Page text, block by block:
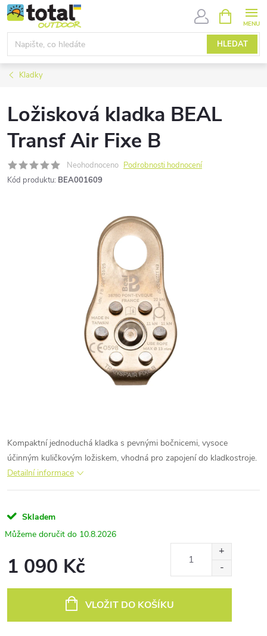
Přejít
na
obsah
HLEDAT
NÁKUPNÍ
KOŠÍK
Kladky
Ložisková kladka BEAL
Transf Air Fixe B
Neohodnoceno Podrobnosti hodnocení
Kód produktu: BEA001609
Kompaktní jednoduchá kladka s pevnými bočnicemi, vysoce
účinným kuličkovým ložiskem, vhodná pro zapojení do kladkostroje.
Detailní informace
Skladem
10.8.2026
1 090 Kč
VLOŽIT DO KOŠÍKU